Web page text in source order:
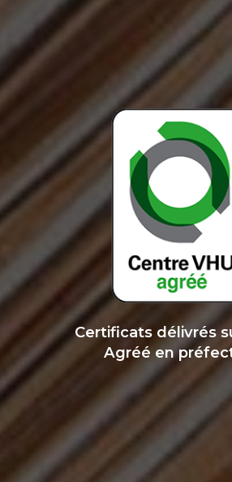
Certificats délivrés
Agréé en